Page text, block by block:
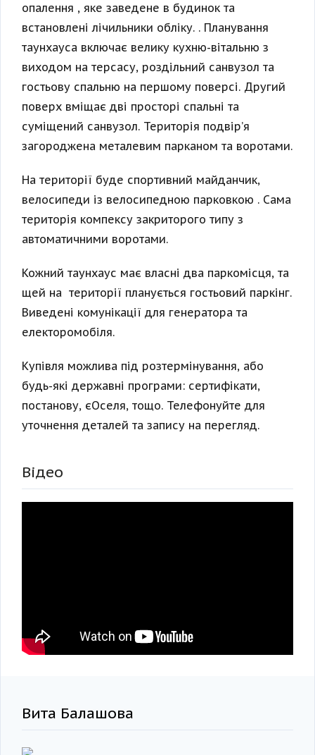
опалення , яке заведене в будинок та
встановлені лічильники обліку. . Планування
таунхауса включає велику кухню-вітальню з
виходом на терсасу, роздільний санвузол та
гостьову спальню на першому поверсі. Другий
поверх вміщає дві просторі спальні та
суміщений санвузол. Територія подвір’я
загороджена металевим парканом та воротами.
На території буде спортивний майданчик,
велосипеди із велосипедною парковкою . Сама
територія компексу закриторого типу з
автоматичними воротами.
Кожний таунхаус має власні два паркомісця, та
щей на території планується гостьовий паркінг.
Виведені комунікації для генератора та
електоромобіля.
Купівля можлива під розтермінування, або
будь-які державні програми: сертифікати,
постанову, єОселя, тощо. Телефонуйте для
уточнення деталей та запису на перегляд.
Відео
Вита Балашова